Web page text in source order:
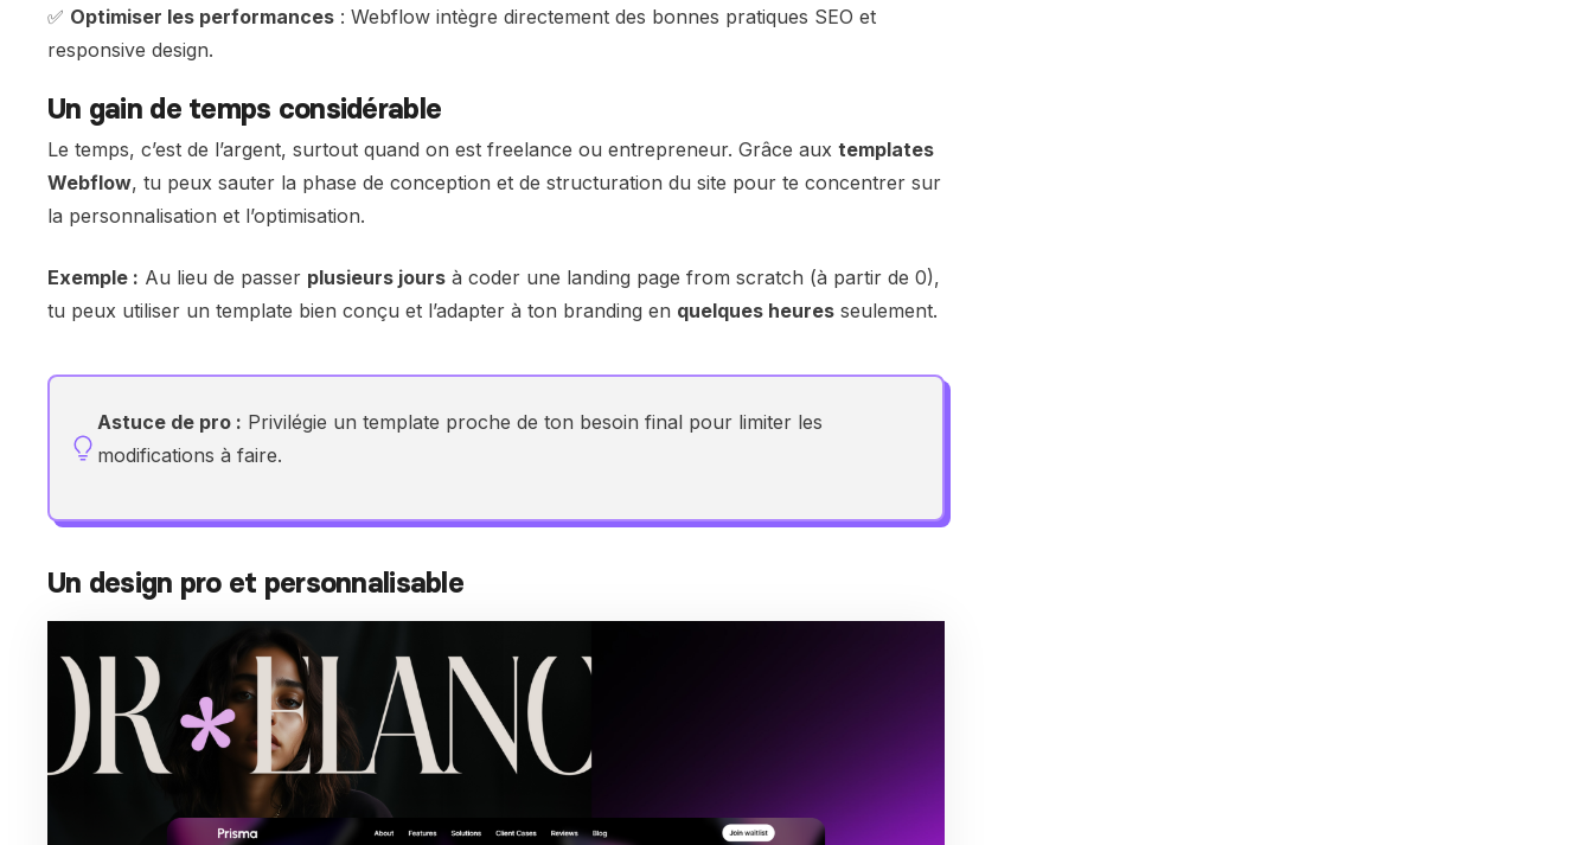
✅ Optimiser les performances : Webflow intègre directement des bonnes pratiques SEO et
responsive design.
Un gain de temps considérable
Le temps, c’est de l’argent, surtout quand on est freelance ou entrepreneur. Grâce aux templates
Webflow, tu peux sauter la phase de conception et de structuration du site pour te concentrer sur
la personnalisation et l’optimisation.
Exemple : Au lieu de passer plusieurs jours à coder une landing page from scratch (à partir de 0),
tu peux utiliser un template bien conçu et l’adapter à ton branding en quelques heures seulement.
Astuce de pro : Privilégie un template proche de ton besoin final pour limiter les
modifications à faire.
Un design pro et personnalisable